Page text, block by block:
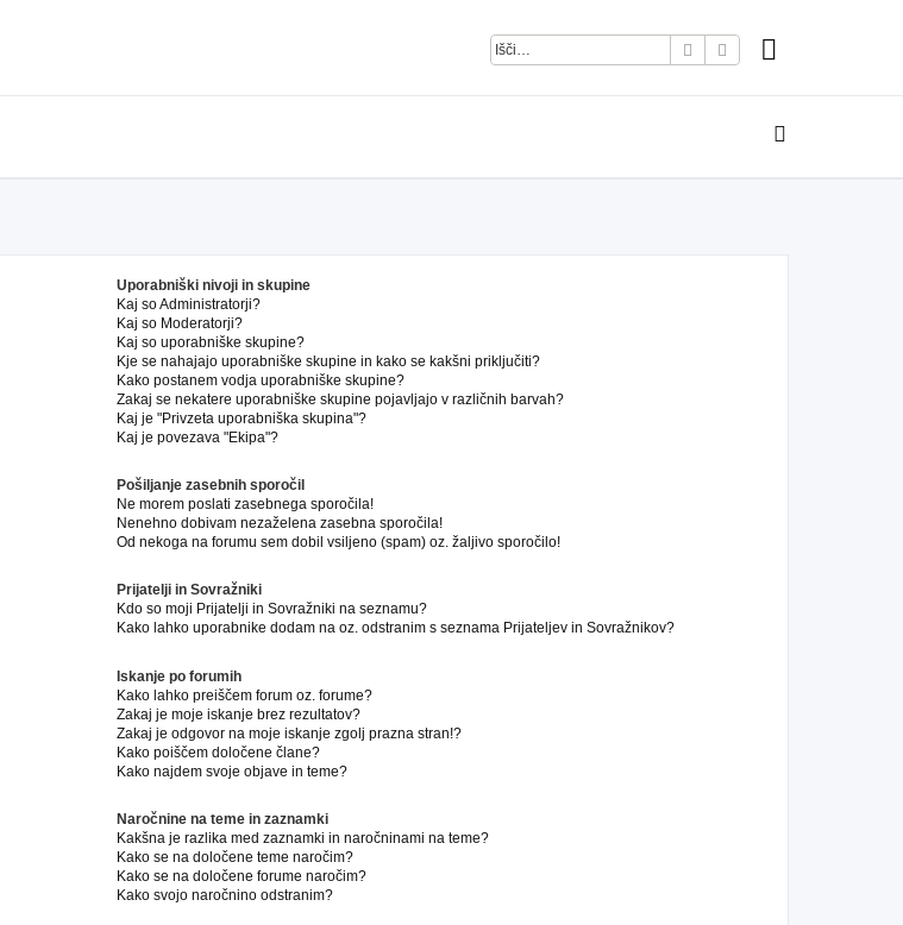
IskanjeNapredno iskanje
Uporabniški nivoji in skupine
Kaj so Administratorji?
Kaj so Moderatorji?
Kaj so uporabniške skupine?
Kje se nahajajo uporabniške skupine in kako se kakšni priključiti?
Kako postanem vodja uporabniške skupine?
Zakaj se nekatere uporabniške skupine pojavljajo v različnih barvah?
Kaj je "Privzeta uporabniška skupina"?
Kaj je povezava "Ekipa"?
Pošiljanje zasebnih sporočil
Ne morem poslati zasebnega sporočila!
Nenehno dobivam nezaželena zasebna sporočila!
Od nekoga na forumu sem dobil vsiljeno (spam) oz. žaljivo sporočilo!
Prijatelji in Sovražniki
Kdo so moji Prijatelji in Sovražniki na seznamu?
Kako lahko uporabnike dodam na oz. odstranim s seznama Prijateljev in Sovražnikov?
Iskanje po forumih
Kako lahko preiščem forum oz. forume?
Zakaj je moje iskanje brez rezultatov?
Zakaj je odgovor na moje iskanje zgolj prazna stran!?
Kako poiščem določene člane?
Kako najdem svoje objave in teme?
Naročnine na teme in zaznamki
Kakšna je razlika med zaznamki in naročninami na teme?
Kako se na določene teme naročim?
Kako se na določene forume naročim?
Kako svojo naročnino odstranim?